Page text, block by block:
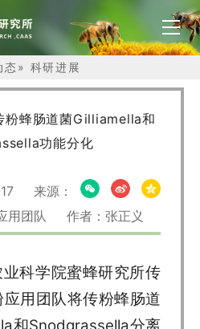
态» 科研进展
粉蜂肠道菌Gilliamella和
功能分化
17 来源：
用团队 作者：张正义
科学院蜜蜂研究所传
用团队将传粉蜂肠道